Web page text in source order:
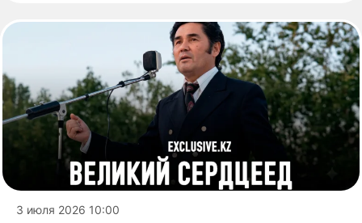
3 июля 2026 10:00